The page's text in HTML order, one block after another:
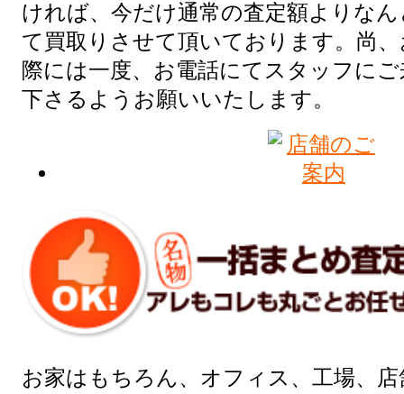
ければ、今だけ通常の査定額よりな
て買取りさせて頂いております。尚
際には一度、お電話にてスタッフに
下さるようお願いいたします。
お家はもちろん、オフィス、工場、